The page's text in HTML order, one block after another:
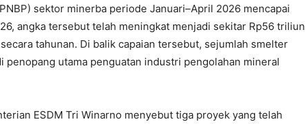
sektor minerba periode Januari–April 2026 mencapai
angka tersebut telah meningkat menjadi sekitar Rp56 triliun
tahunan. Di balik capaian tersebut, sejumlah smelter
penopang utama penguatan industri pengolahan mineral
ESDM Tri Winarno menyebut tiga proyek yang telah